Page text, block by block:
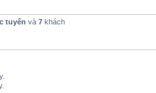
tuyến và 7 khách